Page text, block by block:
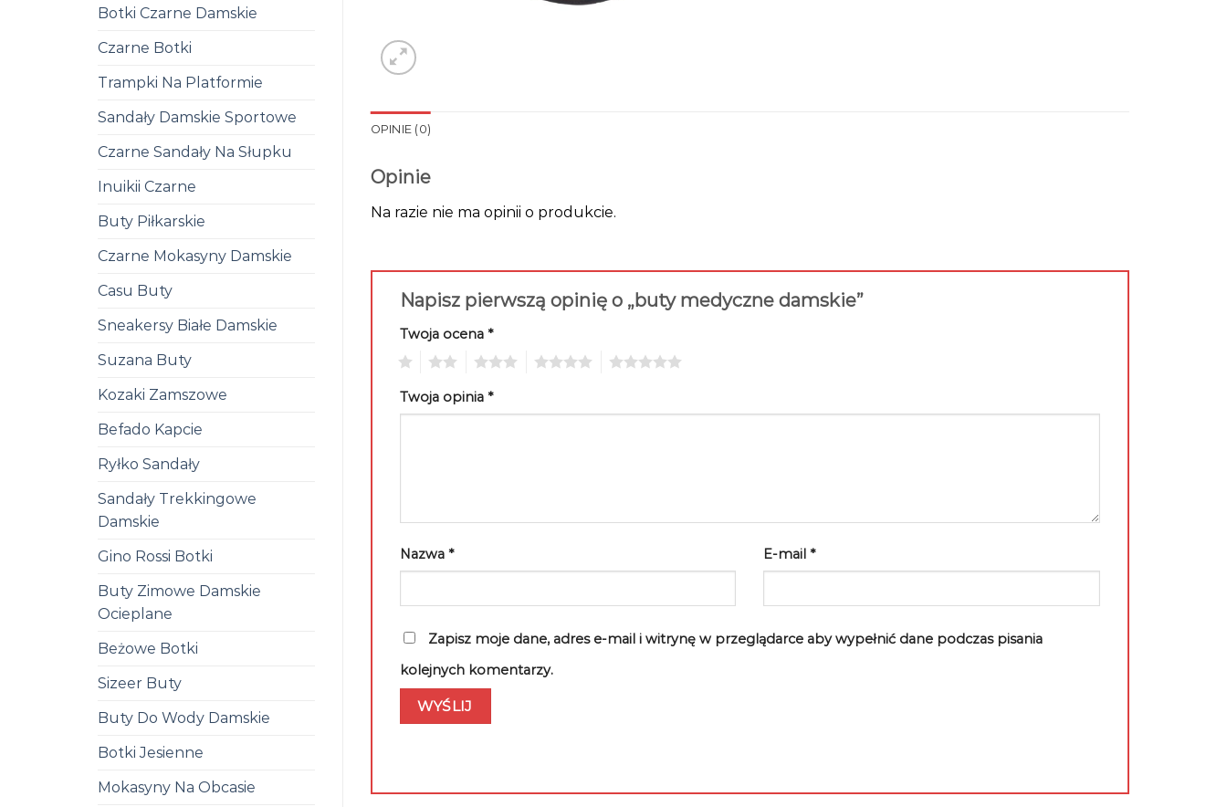
Botki Czarne Damskie
Czarne Botki
Trampki Na Platformie
Sandały Damskie Sportowe
Czarne Sandały Na Słupku
Inuikii Czarne
Buty Piłkarskie
Czarne Mokasyny Damskie
Casu Buty
Sneakersy Białe Damskie
Suzana Buty
Kozaki Zamszowe
Befado Kapcie
Ryłko Sandały
Sandały Trekkingowe
Damskie
Gino Rossi Botki
Buty Zimowe Damskie
Ocieplane
Beżowe Botki
Sizeer Buty
Buty Do Wody Damskie
Botki Jesienne
Mokasyny Na Obcasie
OPINIE (0)
Opinie
Na razie nie ma opinii o produkcie.
Napisz pierwszą opinię o „buty medyczne damskie”
Twoja ocena *
Twoja opinia *
Nazwa * E-mail*
Zapisz moje dane, adres e-mail i witrynę w przeglądarce aby wypełnić dane podczas pisania
kolejnych komentarzy.